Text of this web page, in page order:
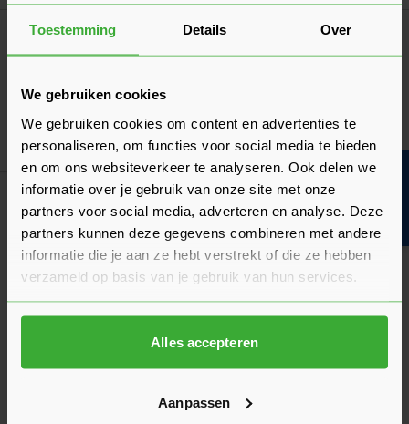
Toestemming Details Over
We gebruiken cookies
We gebruiken cookies om content en advertenties te
personaliseren, om functies voor social media te bieden
en om ons websiteverkeer te analyseren. Ook delen we
informatie over je gebruik van onze site met onze
partners voor social media, adverteren en analyse. Deze
partners kunnen deze gegevens combineren met andere
informatie die je aan ze hebt verstrekt of die ze hebben
verzameld op basis van je gebruik van hun services.
Alles accepteren
Aanpassen
Algemeen
De draairichting van een deur bepalen
leggen hier uit hoe je de draairichting kunt bepalen!
Laatst gewijzigd: Februari 2026
Leestijd: 2 minuten
Lees
Klantrecensies
Hier lees je de ervaringen van andere klanten met dit
product. Hun feedback helpt je om een goed beeld te krijgen
van de kwaliteit en het gebruiksgemak.
Heb je zelf ervaring met dit product? Laat dan vooral een
review achter, zo help je anderen met jouw mening en
dragen we samen bij aan een nog beter aanbod.
Beoordeling schrijven